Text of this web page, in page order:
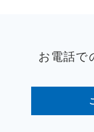
お電話で